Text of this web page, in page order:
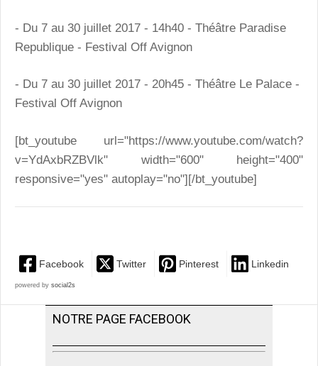
- Du 7 au 30 juillet 2017 - 14h40 - Théâtre Paradise
Republique - Festival Off Avignon
- Du 7 au 30 juillet 2017 - 20h45 - Théâtre Le Palace -
Festival Off Avignon
[bt_youtube url="https://www.youtube.com/watch?
v=YdAxbRZBVlk" width="600" height="400"
responsive="yes" autoplay="no"][/bt_youtube]
Facebook Twitter Pinterest Linkedin
powered by social2s
NOTRE PAGE FACEBOOK